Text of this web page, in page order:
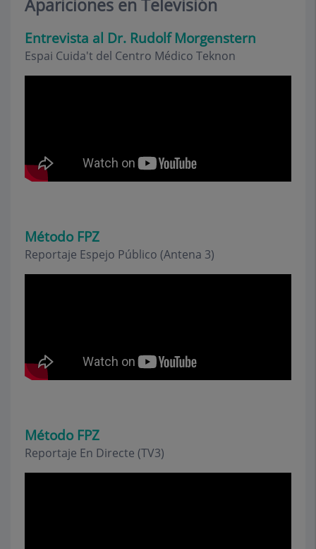
Apariciones en Televisión
Entrevista al Dr. Rudolf Morgenstern
Espai Cuida't del Centro Médico Teknon
Método FPZ
Reportaje Espejo Público (Antena 3)
Método FPZ
Reportaje En Directe (TV3)